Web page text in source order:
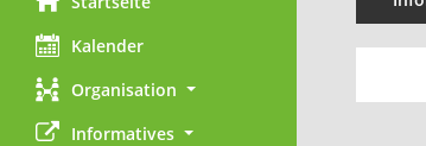
Kalender
Organisation
Informatives